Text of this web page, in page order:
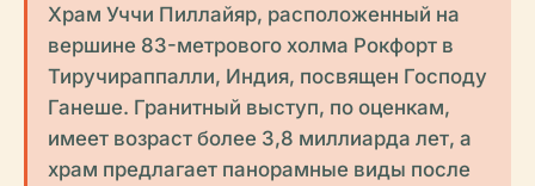
Храм Уччи Пиллайяр, расположенный на
вершине 83-метрового холма Рокфорт в
Тиручираппалли, Индия, посвящен Господу
Ганеше. Гранитный выступ, по оценкам,
имеет возраст более 3,8 миллиарда лет, а
храм предлагает панорамные виды после